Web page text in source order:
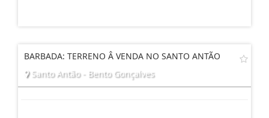
BARBADA: TERRENO Â VENDA NO SANTO ANTÃO
Santo Antão - Bento Gonçalves